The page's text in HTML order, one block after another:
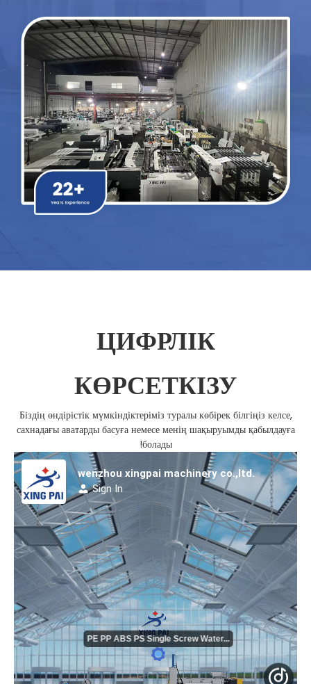
ЦИФРЛІК
КӨРСЕТКІЗУ
Біздің өндірістік мүмкіндіктеріміз туралы көбірек білгіңіз келсе,
сахнадағы аватарды басуға немесе менің шақыруымды қабылдауға
болады!